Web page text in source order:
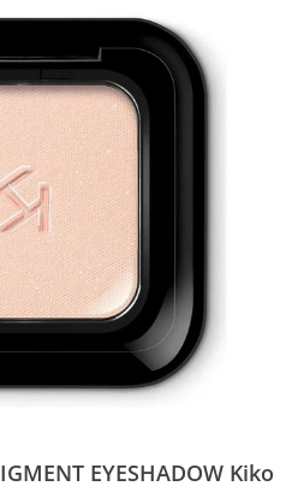
EYESHADOW Kiko